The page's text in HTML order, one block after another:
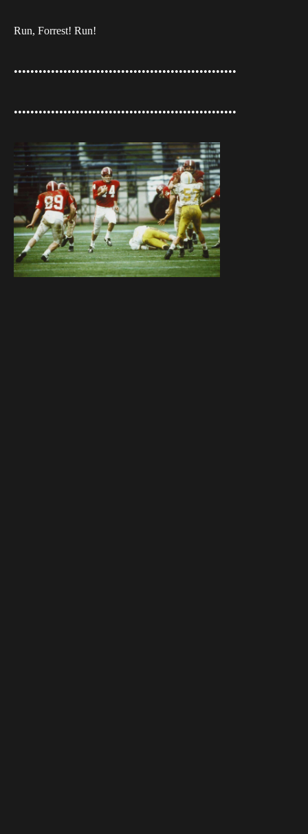
Run, Forrest! Run!
••••••••••••••••••••••••••••••••••••••••••••••••••••••
••••••••••••••••••••••••••••••••••••••••••••••••••••••